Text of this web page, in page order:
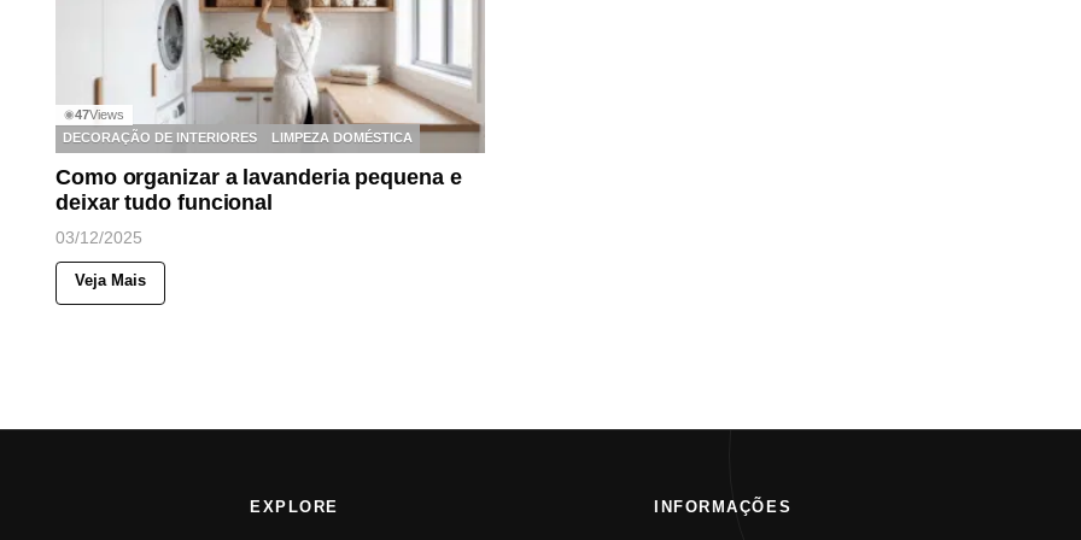
◉47Views
DECORAÇÃO DE INTERIORES
LIMPEZA DOMÉSTICA
Como organizar a lavanderia pequena e
deixar tudo funcional
03/12/2025
Veja Mais
EXPLORE INFORMAÇÕES